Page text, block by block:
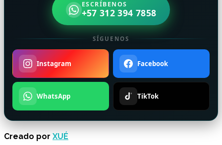
ESCRÍBENOS
+57 312 394 7858
SÍGUENOS
Instagram Facebook
WhatsApp TikTok
Creado por XUÉ